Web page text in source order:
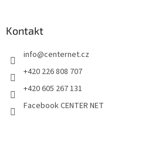
Kontakt
info@centernet.cz
+420 226 808 707
+420 605 267 131
Facebook CENTER NET